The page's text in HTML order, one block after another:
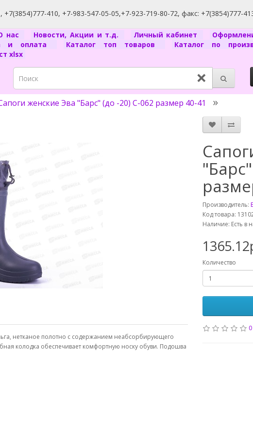
410, +7-983-547-05-05,+7-923-719-80-72, факс: +7(3854)777-
нас Новости, Акции и т.д. Личный кабинет
и оплата
Каталог топ товаров Каталог по
xlsx
×
женские Эва "Барс" (до -20) С-062 размер 40-41
нетканое полотно с содержанием неабсорбирующего
колодка обеспечивает комфортную носку обуви. Подошва
Производитель:
Код товара:
Наличие: Есть в
Количество